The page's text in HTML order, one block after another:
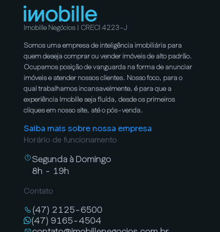
Imobille Negócios | CRECI 4223-J
Somos uma empresa de inteligência imobiliária para
quem deseja comprar ou vender imóveis de alto padrão.
Ocupamos posição de vanguarda na forma de anunciar
imóveis e atender nossos clientes. Nosso foco, para o
qual trabalhamos incansavelmente, é para que a
experiência Imobille seja fluída, desde os primeiros
cliques em nosso site, até o pós-venda.
Saiba mais sobre nossa empresa
Horário de funcionamento
Segunda à Domingo
8h - 19h
Contato
(47) 2125-6500
(47) 9165-4504